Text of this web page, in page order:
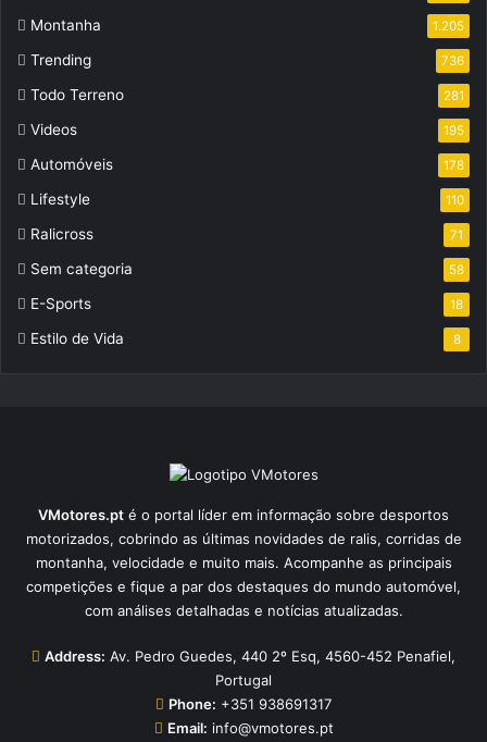
Montanha 1.205
Trending 736
Todo Terreno 281
Videos 195
Automóveis 178
Lifestyle 110
Ralicross 71
Sem categoria 58
E-Sports 18
Estilo de Vida 8
VMotores.pt é o portal líder em informação sobre desportos
motorizados, cobrindo as últimas novidades de ralis, corridas de
montanha, velocidade e muito mais. Acompanhe as principais
competições e fique a par dos destaques do mundo automóvel,
com análises detalhadas e notícias atualizadas.
Address: Av. Pedro Guedes, 440 2º Esq, 4560-452 Penafiel,
Portugal
Phone: +351 938691317
Email: info@vmotores.pt